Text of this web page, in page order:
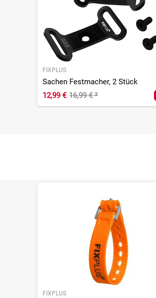
FIXPLUS
Sachen Festmacher, 2 Stück
12,99 € 16,99 €²
FIXPLUS